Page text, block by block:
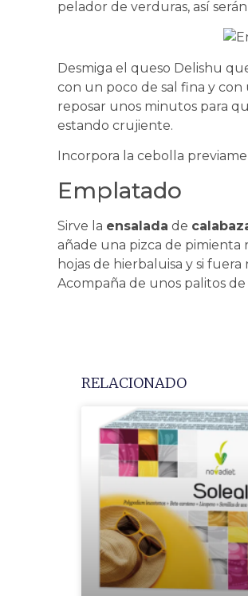
pelador de verduras, así
Desmiga el queso Delishu
con un poco de sal fina y
reposar unos minutos para
estando crujiente.
Incorpora la cebolla
Emplatado
Sirve la ensalada de
añade una pizca de pimienta
hojas de hierbaluisa y si
Acompaña de unos palitos
RELACIONADO